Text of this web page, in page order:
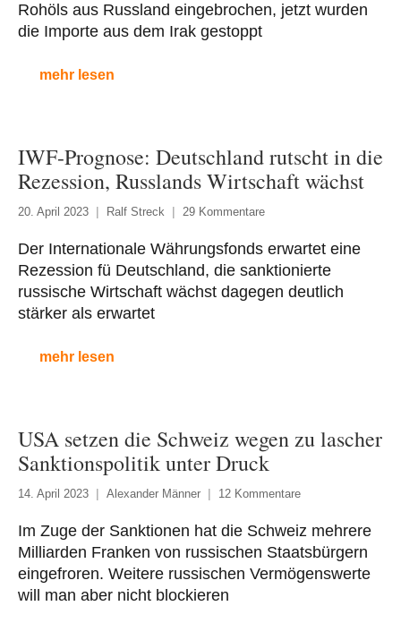
Rohöls aus Russland eingebrochen, jetzt wurden
die Importe aus dem Irak gestoppt
mehr lesen
IWF-Prognose: Deutschland rutscht in die
Rezession, Russlands Wirtschaft wächst
20. April 2023 Ralf Streck 29 Kommentare
Der Internationale Währungsfonds erwartet eine
Rezession fü Deutschland, die sanktionierte
russische Wirtschaft wächst dagegen deutlich
stärker als erwartet
mehr lesen
USA setzen die Schweiz wegen zu lascher
Sanktionspolitik unter Druck
14. April 2023 Alexander Männer 12 Kommentare
Im Zuge der Sanktionen hat die Schweiz mehrere
Milliarden Franken von russischen Staatsbürgern
eingefroren. Weitere russischen Vermögenswerte
will man aber nicht blockieren